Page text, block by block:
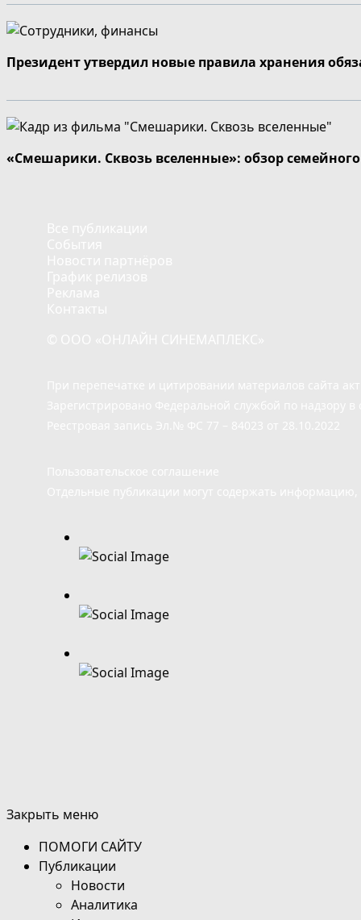
Президент утвердил новые правила хранения
«Смешарики. Сквозь вселенные»: обзор
Закрыть меню
ПОМОГИ САЙТУ
Публикации
Новости
Аналитика